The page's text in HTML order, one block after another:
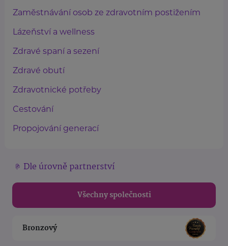
Zaměstnávání osob ze zdravotním postižením
Lázeňství a wellness
Zdravé spaní a sezení
Zdravé obutí
Zdravotnické potřeby
Cestování
Propojování generací
Dle úrovně partnerství
Všechny společnosti
Bronzový